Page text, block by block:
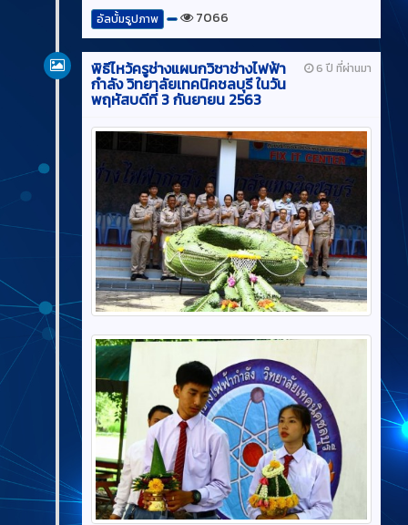
อัลบั้มรูปภาพ 7066
6 ปี ที่ผ่านมา
พิธีไหว้ครูช่างแผนกวิชาช่างไฟฟ้า
กำลัง วิทยาลัยเทคนิคชลบุรี ในวัน
พฤหัสบดีที่ 3 กันยายน 2563